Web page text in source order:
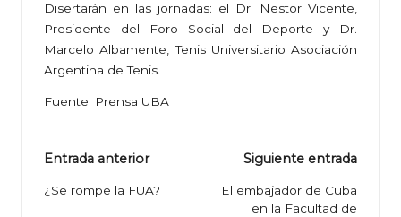
Disertarán en las jornadas: el Dr. Nestor Vicente,
Presidente del Foro Social del Deporte y Dr.
Marcelo Albamente, Tenis Universitario Asociación
Argentina de Tenis.
Fuente: Prensa UBA
Navegación
de
Entrada anterior
¿Se rompe la FUA?
Siguiente entrada
El embajador de Cuba
en la Facultad de